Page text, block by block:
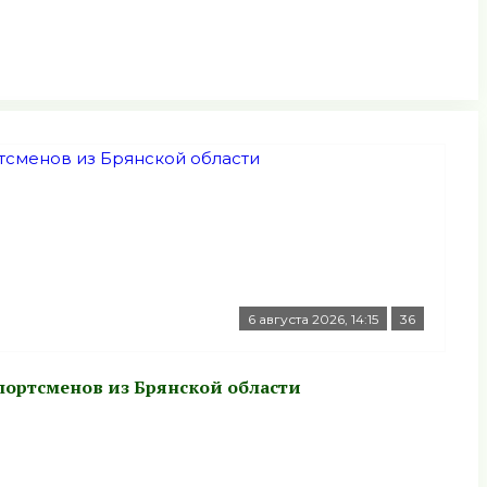
6 августа 2026, 14:15 36
из Брянской области